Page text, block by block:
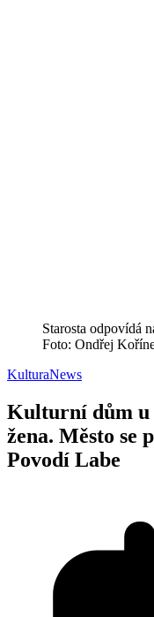
Starosta odpovídá
Foto: Ondřej
KulturaNews
Kulturní dům
žena. Město se
Povodí Labe